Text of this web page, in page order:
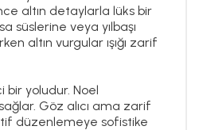
altın detaylarla lüks bir
süslerine veya yılbaşı
altın vurgular ışığı zarif
bir yoludur. Noel
Göz alıcı ama zarif
düzenlemeye sofistike